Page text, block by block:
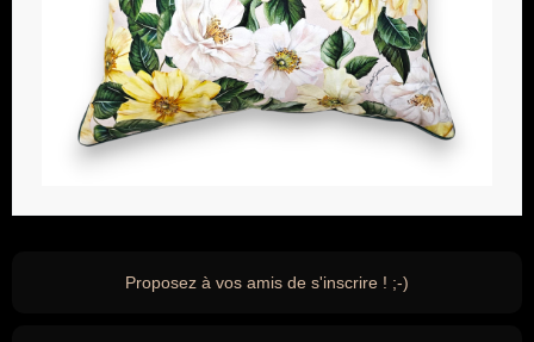
Proposez à vos amis de s'inscrire ! ;-)